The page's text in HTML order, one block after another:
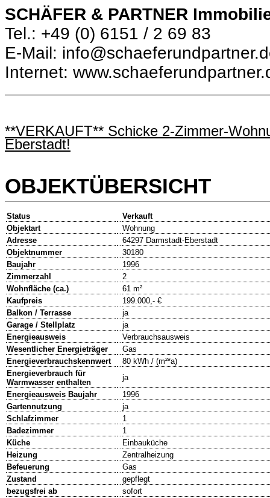
SCHÄFER & PARTNER
Tel.: +49 (0) 6151 / 2 69 83
E-Mail:
Internet:
**VERKAUFT** Schicke 2-Zimmer-
Eberstadt!
OBJEKTÜBERSICHT
Status
Verkauft
Objektart
Wohnung
Adresse
64297 Darmstadt-Eberstadt
Objektnummer
30180
Baujahr
1996
Zimmerzahl
2
Wohnfläche (ca.)
61 m²
Kaufpreis
199.000,- €
Balkon / Terrasse
ja
Garage / Stellplatz
ja
Energieausweis
Verbrauchsausweis
Wesentlicher Energieträger
Gas
Energieverbrauchskennwert
80 kWh / (m²*a)
Energieverbrauch für
Warmwasser enthalten
ja
Energieausweis Baujahr
1996
Gartennutzung
ja
Schlafzimmer
1
Badezimmer
1
Küche
Einbauküche
Heizung
Zentralheizung
Befeuerung
Gas
Zustand
gepflegt
bezugsfrei ab
sofort